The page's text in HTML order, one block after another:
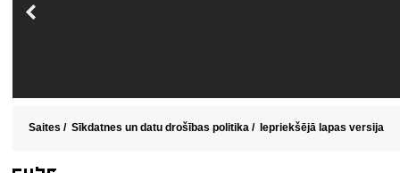
Saites / Sīkdatnes un datu drošības politika / Iepriekšējā lapas versija